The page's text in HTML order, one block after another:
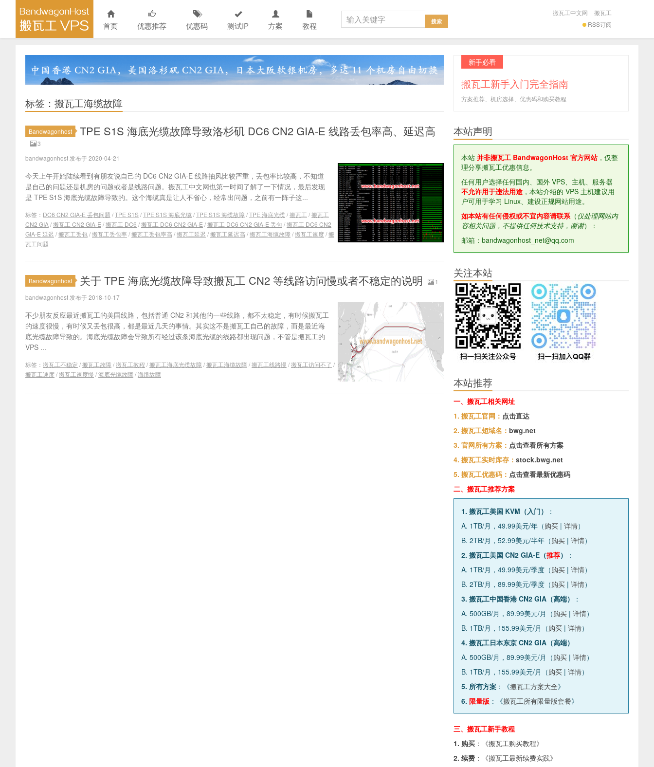
首页 优惠推荐 优惠码 测试IP 方案 教程 RSS订阅
搬瓦工中文网 | 搬瓦工
标签：搬瓦工海缆故障
Bandwagonhost TPE S1S 海底光缆故障导致洛杉矶 DC6 CN2 GIA-E 线路丢包率高、延迟高
3
bandwagonhost 发布于 2020-04-21
今天上午开始陆续看到有朋友说自己的 DC6 CN2 GIA-E 线路抽风比较严重，丢包率比较高，不知道
是自己的问题还是机房的问题或者是线路问题。搬瓦工中文网也第一时间了解了一下情况，最后发现
是 TPE S1S 海底光缆故障导致的。这个海缆真是让人不省心，经常出问题，之前有一阵子这...
标签： DC6 CN2 GIA-E 丢包问题 /TPE S1S/TPE S1S 海底光缆 /TPE S1S 海缆故障 /TPE 海底光缆 /搬瓦工 /搬瓦工
CN2 GIA/搬瓦工 CN2 GIA-E /搬瓦工 DC6 /搬瓦工 DC6 CN2 GIA-E /搬瓦工 DC6 CN2 GIA-E 丢包/搬瓦工 DC6 CN2
GIA-E 延迟 /搬瓦工丢包/搬瓦工丢包率/搬瓦工丢包率高 /搬瓦工延迟 /搬瓦工延迟高 /搬瓦工海缆故障 /搬瓦工速度/搬
瓦工问题
Bandwagonhost 关于 TPE 海底光缆故障导致搬瓦工 CN2 等线路访问慢或者不稳定的说明
1
bandwagonhost 发布于 2018-10-17
不少朋友反应最近搬瓦工的美国线路，包括普通 CN2 和其他的一些线路，都不太稳定，有时候搬瓦工
的速度很慢，有时候又丢包很高，都是最近几天的事情。其实这不是搬瓦工自己的故障，而是最近海
底光缆故障导致的。海底光缆故障会导致所有经过该条海底光缆的线路都出现问题，不管是搬瓦工的
VPS ...
标签： 搬瓦工不稳定 /搬瓦工故障 /搬瓦工教程 /搬瓦工海底光缆故障 /搬瓦工海缆故障 /搬瓦工线路慢 /搬瓦工访问不了 /
搬瓦工速度/搬瓦工速度慢 /海底光缆故障 /海缆故障
新手必看
搬瓦工新手入门完全指南
方案推荐、机房选择、优惠码和购买教程
本站声明
本站 并非搬瓦工 BandwagonHost 官方网站，仅整
理分享搬瓦工优惠信息。
任何用户选择任何国内、国外 VPS、主机、服务器
不允许用于违法用途 ，本站介绍的 VPS 主机建议用
户可用于学习 Linux、建设正规网站用途。
如本站有任何侵权或不宜内容请联系（仅处理网站内
容相关问题，不提供任何技术支持，谢谢）：
邮箱：bandwagonhost_net@qq.com
关注本站
本站推荐
一、搬瓦工相关网址
1. 搬瓦工官网： 点击直达
2. 搬瓦工短域名： bwg.net
3. 官网所有方案： 点击查看所有方案
4. 搬瓦工实时库存： stock.bwg.net
5. 搬瓦工优惠码： 点击查看最新优惠码
二、搬瓦工推荐方案
1. 搬瓦工美国 KVM（入门）
：
A. 1TB/月，49.99美元/年（购买 | 详情）
B. 2TB/月，52.99美元/半年（购买 | 详情）
2. 搬瓦工美国 CN2 GIA-E（推荐）
：
A. 1TB/月，49.99美元/季度（购买 | 详情）
B. 2TB/月，89.99美元/季度（购买 | 详情）
3. 搬瓦工中国香港 CN2 GIA（高端）
：
A. 500GB/月，89.99美元/月（购买 | 详情）
B. 1TB/月，155.99美元/月（购买 | 详情）
4. 搬瓦工日本东京 CN2 GIA（高端）
A. 500GB/月，89.99美元/月（购买 | 详情）
B. 1TB/月，155.99美元/月（购买 | 详情）
5. 所有方案 ：《搬瓦工方案大全》
6. 限量版 ：《搬瓦工所有限量版套餐》
三、搬瓦工新手教程
1. 购买 ：《搬瓦工购买教程》
2. 续费 ：《搬瓦工最新续费实践》